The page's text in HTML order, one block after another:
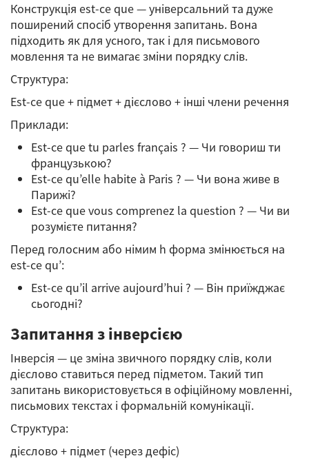
Конструкція est-ce que — універсальний та дуже
поширений спосіб утворення запитань. Вона
підходить як для усного, так і для письмового
мовлення та не вимагає зміни порядку слів.
Структура:
Est-ce que + підмет + дієслово + інші члени речення
Приклади:
Est-ce que tu parles français ? — Чи говориш ти
французькою?
Est-ce qu’elle habite à Paris ? — Чи вона живе в
Парижі?
Est-ce que vous comprenez la question ? — Чи ви
розумієте питання?
Перед голосним або німим h форма змінюється на
est-ce qu’:
Est-ce qu’il arrive aujourd’hui ? — Він приїжджає
сьогодні?
Запитання з інверсією
Інверсія — це зміна звичного порядку слів, коли
дієслово ставиться перед підметом. Такий тип
запитань використовується в офіційному мовленні,
письмових текстах і формальній комунікації.
Структура:
дієслово + підмет (через дефіс)